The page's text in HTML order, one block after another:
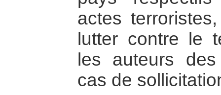
actes
lutter contre le
les auteurs
cas de